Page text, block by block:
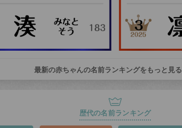
最新の赤ちゃんの名前ランキングをもっと見る
歴代の名前ランキング